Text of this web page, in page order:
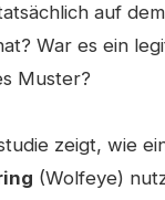
auf
War es ein
Muster?
zeigt, wie
(Wolfeye)